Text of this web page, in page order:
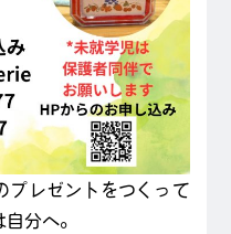
プレゼントをつくって
分へ。